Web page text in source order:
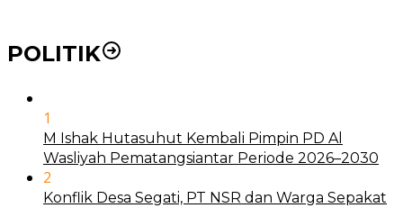
POLITIK
1
M Ishak Hutasuhut Kembali Pimpin PD Al
Wasliyah Pematangsiantar Periode 2026–2030
2
Konflik Desa Segati, PT NSR dan Warga Sepakat